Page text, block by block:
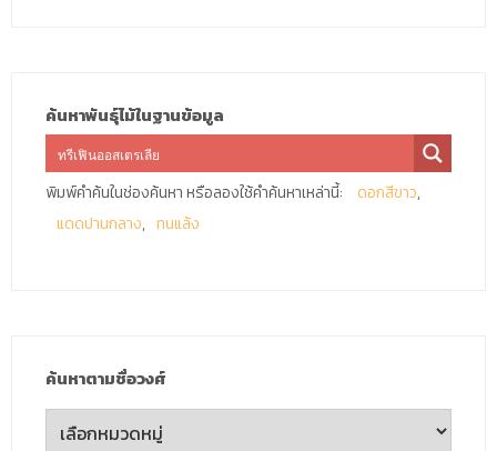
ค้นหาพันธุ์ไม้ในฐานข้อมูล
พิมพ์คำค้นในช่องค้นหา หรือลองใช้คำค้นหาเหล่านี้:
ดอกสีขาว
แดดปานกลาง
ทนแล้ง
ค้นหาตามชื่อวงศ์
ค้นหา
ตาม